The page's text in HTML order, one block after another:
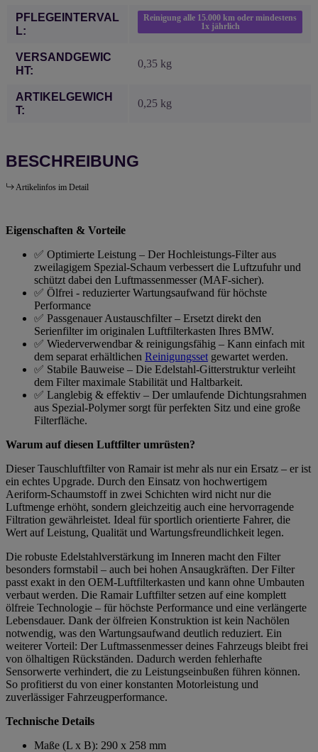
PFLEGEINTERVAL
L:
Reinigung alle 15.000 km oder mindestens
1x jährlich
VERSANDGEWIC
HT:
0,35 kg
ARTIKELGEWICH
T:
0,25 kg
BESCHREIBUNG
Artikelinfos im Detail
Eigenschaften & Vorteile
✅ Optimierte Leistung – Der Hochleistungs-Filter aus
zweilagigem Spezial-Schaum verbessert die Luftzufuhr und
schützt dabei den Luftmassenmesser (MAF-sicher).
✅ Ölfrei - reduzierter Wartungsaufwand für höchste
Performance
✅ Passgenauer Austauschfilter – Ersetzt direkt den
Serienfilter im originalen Luftfilterkasten Ihres BMW.
✅ Wiederverwendbar & reinigungsfähig – Kann einfach mit
dem separat erhältlichen Reinigungsset gewartet werden.
✅ Stabile Bauweise – Die Edelstahl-Gitterstruktur verleiht
dem Filter maximale Stabilität und Haltbarkeit.
✅ Langlebig & effektiv – Der umlaufende Dichtungsrahmen
aus Spezial-Polymer sorgt für perfekten Sitz und eine große
Filterfläche.
Warum auf diesen Luftfilter umrüsten?
Dieser Tauschluftfilter von Ramair ist mehr als nur ein Ersatz – er ist
ein echtes Upgrade. Durch den Einsatz von hochwertigem
Aeriform-Schaumstoff in zwei Schichten wird nicht nur die
Luftmenge erhöht, sondern gleichzeitig auch eine hervorragende
Filtration gewährleistet. Ideal für sportlich orientierte Fahrer, die
Wert auf Leistung, Qualität und Wartungsfreundlichkeit legen.
Die robuste Edelstahlverstärkung im Inneren macht den Filter
besonders formstabil – auch bei hohen Ansaugkräften. Der Filter
passt exakt in den OEM-Luftfilterkasten und kann ohne Umbauten
verbaut werden. Die Ramair Luftfilter setzen auf eine komplett
ölfreie Technologie – für höchste Performance und eine verlängerte
Lebensdauer. Dank der ölfreien Konstruktion ist kein Nachölen
notwendig, was den Wartungsaufwand deutlich reduziert. Ein
weiterer Vorteil: Der Luftmassenmesser deines Fahrzeugs bleibt frei
von ölhaltigen Rückständen. Dadurch werden fehlerhafte
Sensorwerte verhindert, die zu Leistungseinbußen führen können.
So profitierst du von einer konstanten Motorleistung und
zuverlässiger Fahrzeugperformance.
Technische Details
Maße (L x B): 290 x 258 mm